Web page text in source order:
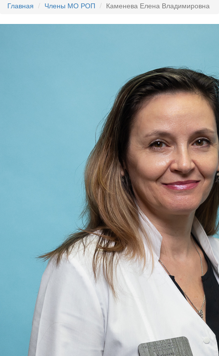
Главная Члены МО РОП Каменева Елена Владимировна